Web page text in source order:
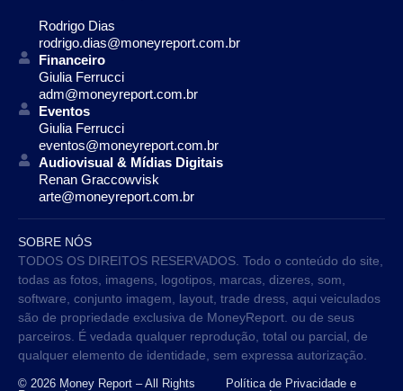
Rodrigo Dias
rodrigo.dias@moneyreport.com.br
Financeiro
Giulia Ferrucci
adm@moneyreport.com.br
Eventos
Giulia Ferrucci
eventos@moneyreport.com.br
Audiovisual & Mídias Digitais
Renan Graccowvisk
arte@moneyreport.com.br
SOBRE NÓS
TODOS OS DIREITOS RESERVADOS. Todo o conteúdo do site,
todas as fotos, imagens, logotipos, marcas, dizeres, som,
software, conjunto imagem, layout, trade dress, aqui veiculados
são de propriedade exclusiva de MoneyReport. ou de seus
parceiros. É vedada qualquer reprodução, total ou parcial, de
qualquer elemento de identidade, sem expressa autorização.
© 2026 Money Report – All Rights
Política de Privacidade e